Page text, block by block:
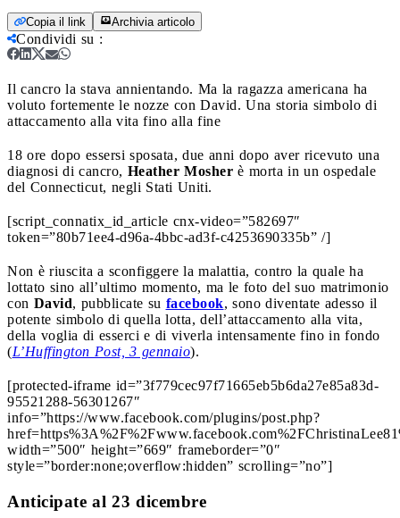
Copia il link Archivia articolo
Condividi su :
Il cancro la stava annientando. Ma la ragazza americana ha
voluto fortemente le nozze con David. Una storia simbolo di
attaccamento alla vita fino alla fine
18 ore dopo essersi sposata, due anni dopo aver ricevuto una
diagnosi di cancro, Heather Mosher è morta in un ospedale
del Connecticut, negli Stati Uniti.
[script_connatix_id_article cnx-video=”582697″
token=”80b71ee4-d96a-4bbc-ad3f-c4253690335b” /]
Non è riuscita a sconfiggere la malattia, contro la quale ha
lottato sino all’ultimo momento, ma le foto del suo matrimonio
con David, pubblicate su facebook, sono diventate adesso il
potente simbolo di quella lotta, dell’attaccamento alla vita,
della voglia di esserci e di viverla intensamente fino in fondo
(L’Huffington Post, 3 gennaio).
[protected-iframe id=”3f779cec97f71665eb5b6da27e85a83d-
95521288-56301267″
info=”https://www.facebook.com/plugins/post.php?
width=”500″ height=”669″ frameborder=”0″
style=”border:none;overflow:hidden” scrolling=”no”]
Anticipate al 23 dicembre